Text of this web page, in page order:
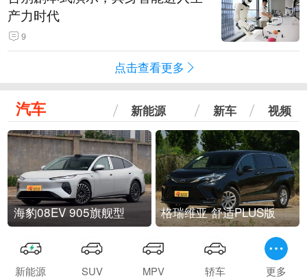
产力时代
9
点击查看更多
汽车 新能源 新车 视频
海豹08EV 905旗舰型 格瑞维亚 舒适PLUS版
新能源 SUV MPV 轿车 更多